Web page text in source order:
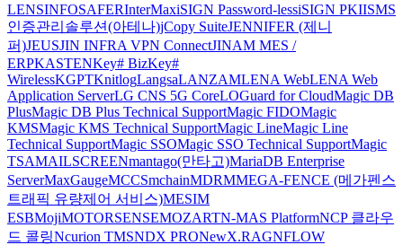
LENSINFOSAFERInterMaxiSIGN Password-lessiSIGN PKIISMS
인증관리솔루션(아테나)jCopy SuiteJENNIFER (제니
퍼)JEUSJIN INFRA VPN ConnectJINAM MES /
ERPKASTENKey# BizKey#
WirelessKGPTKnitlogLangsaLANZAMLENA WebLENA Web
Application ServerLG CNS 5G CoreLOGuard for CloudMagic DB
PlusMagic DB Plus Technical SupportMagic FIDOMagic
KMSMagic KMS Technical SupportMagic LineMagic Line
Technical SupportMagic SSOMagic SSO Technical SupportMagic
TSAMAILSCREENmantago(만타고)MariaDB Enterprise
ServerMaxGaugeMCCSmchainMDRMMEGA-FENCE (메가펜스
트래픽 유량제어 서비스)MESIM
ESBMojiMOTORSENSEMOZARTN-MAS PlatformNCP 클라우
드 콜링Ncurion TMSNDX PRONewX.RAGNFLOW